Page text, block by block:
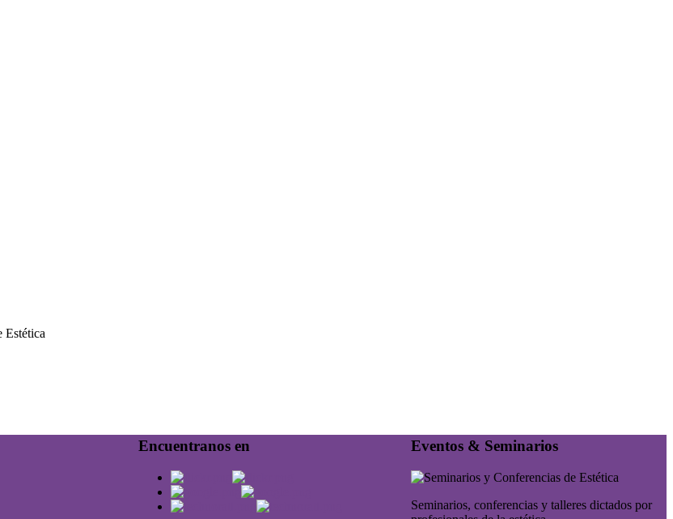
Encuentranos en Eventos & Seminarios
Seminarios, conferencias y talleres dictados por